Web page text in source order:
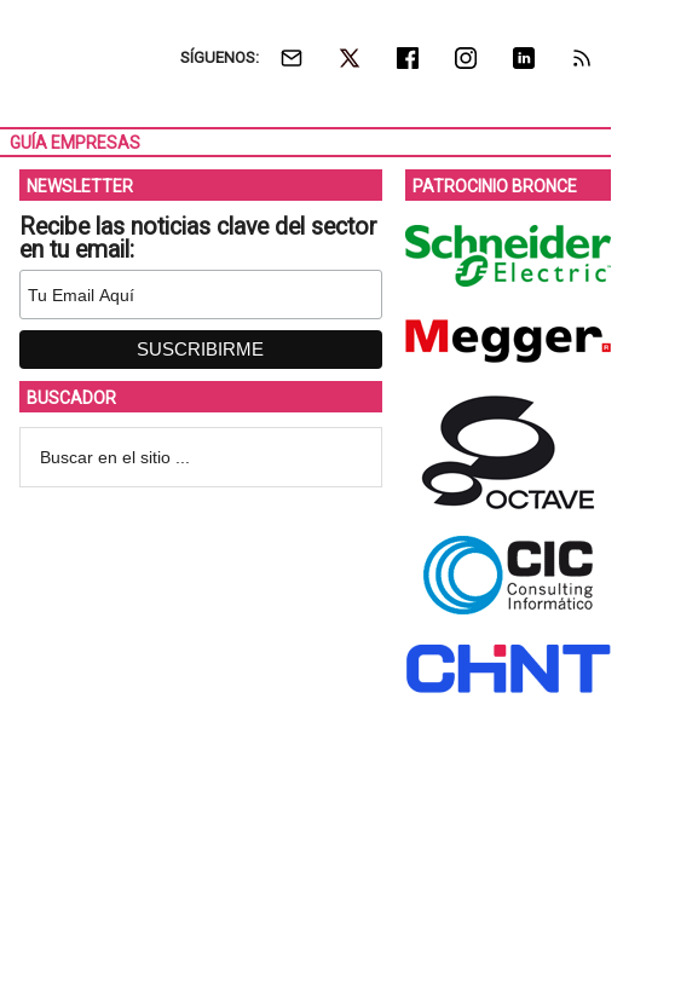
SÍGUENOS:
GUÍA EMPRESAS
NEWSLETTER
Recibe las noticias clave del sector
en tu email:
BUSCADOR
PATROCINIO BRONCE